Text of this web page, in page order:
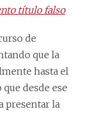
título falso
de
que la
hasta el
desde ese
presentar la